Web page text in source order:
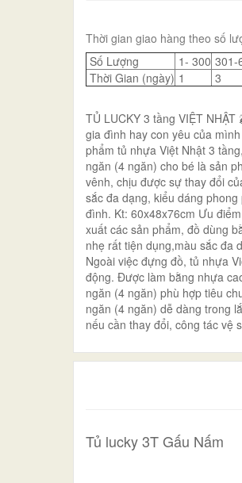
Thời gian giao hàng theo số
Số Lượng
1- 300 301-
Thời Gian (ngày) 1 3
TỦ LUCKY 3 tầng VIỆT
gia đình hay con yêu của
phẩm tủ nhựa Việt Nhật 3
ngăn (4 ngăn) cho bé là sản
vênh, chịu được sự thay đổi
sắc đa dạng, kiểu dáng
đình. Kt: 60x48x76cm Ưu
xuất các sản phẩm, đồ dùng
nhẹ rất tiện dụng,màu sắc đa
Ngoài việc đựng đồ, tủ nhựa
động. Được làm bằng nhựa
ngăn (4 ngăn) phù hợp tiêu
ngăn (4 ngăn) dễ dàng trong
nếu cần thay đổi, công tác vệ
Tủ lucky 3T Gấu Nấm